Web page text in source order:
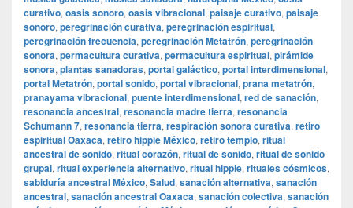
curativo, oasis sonoro, oasis vibracional, paisaje curativo, paisaje
sonoro, peregrinación curativa, peregrinación espiritual,
peregrinación frecuencia, peregrinación Metatrón, peregrinación
sonora, permacultura curativa, permacultura espiritual, pirámide
sonora, plantas sanadoras, portal galáctico, portal interdimensional,
portal Metatrón, portal sonido, portal vibracional, prana metatrón,
pranayama vibracional, puente interdimensional, red de sanación,
resonancia ancestral, resonancia madre tierra, resonancia
Schumann 7, resonancia tierra, respiración sonora curativa, retiro
espiritual Oaxaca, retiro hippie México, retiro templo, ritual
ancestral de sonido, ritual corazón, ritual de sonido, ritual de sonido
grupal, ritual experiencia alternativo, ritual hippie, rituales cósmicos,
sabiduría ancestral México, Salud, sanación alternativa, sanación
ancestral, sanación ancestral Oaxaca, sanación colectiva, sanación